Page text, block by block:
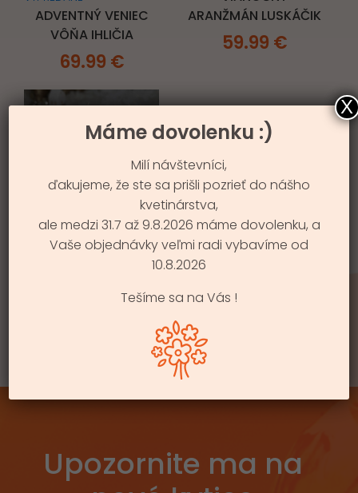
ADVENTNÝ VENIEC
VÔŇA IHLIČIA
69.99 €
ARANŽMÁN LUSKÁČIK
59.99 €
VYPREDANÉ
ADVENTNÝ VENIEC
€
Upozornite ma na
Máme dovolenku :)
Milí návštevníci,
ďakujeme, že ste sa prišli pozrieť do nášho
kvetinárstva,
ale medzi 31.7 až 9.8.2026 máme dovolenku, a
Vaše objednávky veľmi radi vybavíme od
10.8.2026
Tešíme sa na Vás !
X